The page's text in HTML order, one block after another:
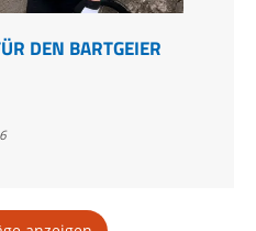
DEN BARTGEIER